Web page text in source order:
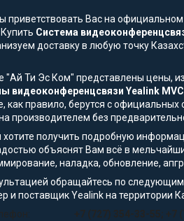
приветствовать Вас на
Система
доставку в любую точку
"Ай Ти Эс Ком" представлены цены,
видеоконференцсвязи Yealink
как правило, берутся с официальных
производителем без
хотите получить подробную
объяснят Вам всё в
наладка, обновление,
обращайтесь по
и поставщик Yealink на территории
+7 (727) 354-33-55; +7